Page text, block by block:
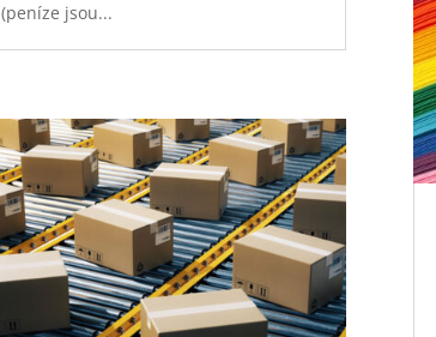
(peníze jsou...